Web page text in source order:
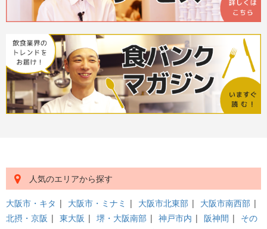
人気のエリアから探す
大阪市・キタ | 大阪市・ミナミ | 大阪市北東部 | 大阪市南西部 |
北摂・京阪 | 東大阪 | 堺・大阪南部 | 神戸市内 | 阪神間 | その